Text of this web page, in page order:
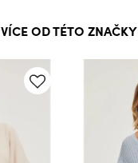
VÍCE OD TÉTO ZNAČKY